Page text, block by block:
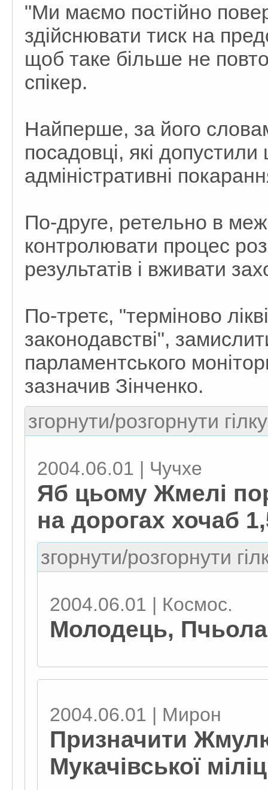
"Ми маємо постійно
здійснювати тиск на
щоб таке більше не
спікер.
Найперше, за його
посадовці, які
адміністративні
По-друге, ретельно в
контролювати процес
результатів і вживати
По-третє, "терміново
законодавстві",
парламентського
зазначив Зінченко.
згорнути/розгорнути
2004.06.01 | Чучхе
Яб цьому Жмелі
на дорогах хочаб
згорнути/розгорнути
2004.06.01 | Космос.
Молодець,
2004.06.01 | Мирон
Призначити
Мукачівської